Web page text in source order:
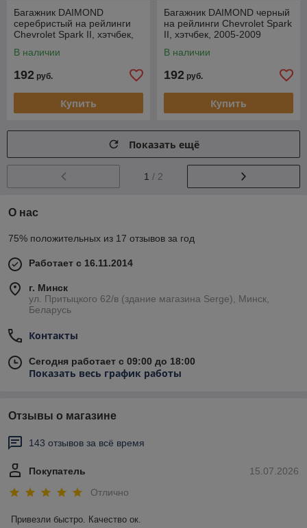
Багажник DAIMOND
серебристый на рейлинги
Chevrolet Spark II, хэтчбек,
В наличии
192 руб.
Купить
Багажник DAIMOND черный
на рейлинги Chevrolet Spark
II, хэтчбек, 2005-2009
В наличии
192 руб.
Купить
Показать ещё
1 / 2
О нас
75% положительных из 17 отзывов за год
Работает с 16.11.2014
г. Минск
ул. Притыцкого 62/в (здание магазина Serge), Минск,
Беларусь
Контакты
Сегодня работает с 09:00 до 18:00
Показать весь график работы
Отзывы о магазине
143 отзывов за всё время
15.07.2026
Покупатель
Отлично
Привезли быстро. Качество ок.